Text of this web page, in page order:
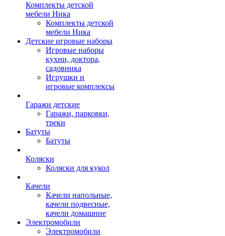
Комплекты детской
мебели Ника
Комплекты детской
мебели Ника
Детские игровые наборы
Игровые наборы
кухни, доктора,
садовника
Игрушки и
игровые комплексы
Гаражи детские
Гаражи, парковки,
треки
Батуты
Батуты
Коляски
Коляски для кукол
Качели
Качели напольные,
качели подвесные,
качели домашние
Электромобили
Электромобили